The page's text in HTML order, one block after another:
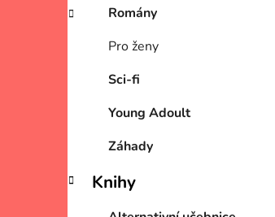
Romány
Pro ženy
Sci-fi
Young Adoult
Záhady
Knihy